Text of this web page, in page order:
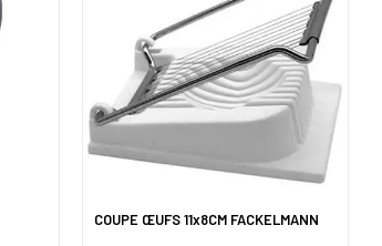
COUPE ŒUFS 11x8CM FACKELMANN